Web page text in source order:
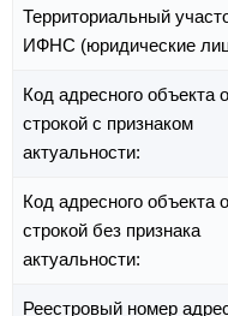
Территориальный
ИФНС (юридические
Код адресного объекта
строкой с признаком
актуальности:
Код адресного объекта
строкой без признака
актуальности:
Реестровый номер